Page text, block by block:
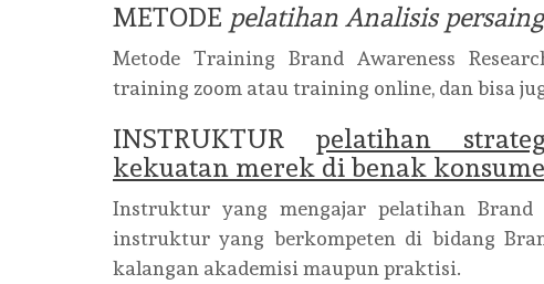
METODE pelatihan Analisis
Metode Training Brand Awareness
training zoom atau training online, dan bisa
INSTRUKTUR pelatihan
kekuatan merek di benak
Instruktur yang mengajar pelatihan Brand
instruktur yang berkompeten di bidang
kalangan akademisi maupun praktisi.